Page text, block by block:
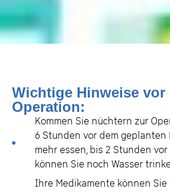
Wichtige Hinweise vor
Operation:
Kommen Sie nüchtern zur
6 Stunden vor dem
mehr essen, bis 2 Stunden vor
können Sie noch Wasser
Ihre Medikamente können